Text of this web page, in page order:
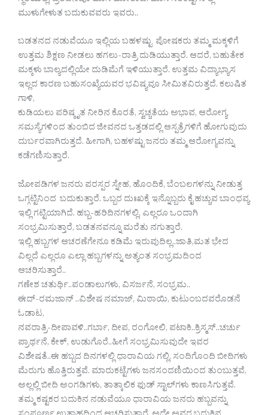
ಮುಳುಗೇಳುತ ಬದುಕುವವರು ಇವರು..
ಬಡತನದ ನಡುವೆಯೂ ಇಲ್ಲಿಯ‌ ಬಹಳಷ್ಟು ಪೋಷಕರು ತಮ್ಮ ಮಕ್ಕಳಿಗೆ
ಉತ್ತಮ ಶಿಕ್ಷಣ ನೀಡಲು ಹಗಲು-ರಾತ್ರಿ ದುಡಿಯುತ್ತಾರೆ. ಆದರೆ, ಬಹುತೇಕ
ಮಕ್ಕಳು ಬಾಲ್ಯದಲ್ಲಿಯೇ ದುಡಿಮೆಗೆ ಇಳಿಯುತ್ತಾರೆ. ಉತ್ತಮ ವಿದ್ಯಾಭ್ಯಾಸ
ಇಲ್ಲದ ಕಾರಣ ಬಹುಸಂಖ್ಯೆಯವರ ಭವಿಷ್ಯವೂ ಸೀಮಿತವಿರುತ್ತದೆ. ಕಲುಷಿತ
ಗಾಳಿ,
ಕುಡಿಯಲು ಪರಿಷ್ಕೃತ ನೀರಿನ ಕೊರತೆ, ಸ್ವಚ್ಚತೆಯ ಅಭಾವ, ಆರೋಗ್ಯ
ಸಮಸ್ಯೆಗಳಿಂದ ತುಂಬಿದ ಜೀವನದ ಒತ್ತಡದಲ್ಲಿ ಆಸ್ಪತ್ರೆಗಳಿಗೆ ಹೋಗುವುದು
ದುರ್ಬರವಾಗಿರುತ್ತದೆ. ಹೀಗಾಗಿ, ಬಹಳಷ್ಟು ಜನರು ತಮ್ಮ ಆರೋಗ್ಯವನ್ನು
ಕಡೆಗಣಿಸುತ್ತಾರೆ.
ಜೋಪಡಿಗಳ ಜನರು ಪರಸ್ಪರ ಸ್ನೇಹ, ಹೊಂದಿಕೆ, ಬೆಂಬಲಗಳನ್ನು ನೀಡುತ್ತ
ಒಗ್ಗಟ್ಟಿನಿಂದ ಬದುಕುತ್ತಾರೆ. ಒಬ್ಬರ ದುಃಖಕ್ಕೆ ಇನ್ನೊಬ್ಬರು ಕೈ ಹಚ್ಚುವ ಬಾಂಧವ್ಯ
ಇಲ್ಲಿ ಗಟ್ಟಿಯಾಗಿದೆ. ಹಬ್ಬ-ಹರಿದಿನಗಳಲ್ಲಿ, ಎಲ್ಲರೂ ಒಂದಾಗಿ
ಸಂಭ್ರಮಿಸುತ್ತಾರೆ, ಬಡತನವನ್ನೂ ಮರೆತು ನಗುತ್ತಾರೆ.
ಇಲ್ಲಿ ಹಬ್ಬಗಳ ಆಚರಣೆಗೇನೂ ಕಡಿಮೆ ಇರುವುದಿಲ್ಲ..ಜಾತಿ,ಮತ ಭೇದ
ವಿಲ್ಲದೆ ಎಲ್ಲರೂ ಎಲ್ಲಾ ಹಬ್ಬಗಳನ್ನು ಅತ್ಯಂತ ಸಂಭ್ರಮದಿಂದ
ಆಚರಿಸುತ್ತಾರೆ..
ಗಣೇಶ ಚತುರ್ಥಿ..ಪಂಡಾಲುಗಳು, ವಿಸರ್ಜನೆ, ಸಂಭ್ರಮ..
ಈದ್-ರಮಜಾನ್ ..ವಿಶೇಷ ನಮಾಜ್, ಮಿಠಾಯಿ, ಕುಟುಂಬದವರೊಡನೆ
ಓಡಾಟ,
ನವರಾತ್ರಿ-ದೀಪಾವಳಿ..ಗರ್ಬಾ, ದೀಪ, ರಂಗೋಲಿ, ಪಟಾಕಿ..ಕ್ರಿಸ್ಮಸ್..ಚರ್ಚು
ಪ್ರಾರ್ಥನೆ, ಕೇಕ್, ಉಡುಗೊರೆ..ಹೀಗೆ ಸಂಭ್ರಮಿಸುವುದೇ ಇವರ
ವಿಶೇಷತೆ..ಈ ಹಬ್ಬದ ದಿನಗಳಲ್ಲಿ ಧಾರಾವಿಯ ಗಲ್ಲಿ, ಸಂದಿಗೊಂದಿ ಬೀದಿಗಳು
ಮೆರುಗು ಹೊತ್ತಿರುತ್ತವೆ. ಮಾರುಕಟ್ಟೆಗಳು ಜನಸಂದಣಿಯಿಂದ ತುಂಬುತ್ತವೆ,
ಅಲ್ಲಲ್ಲಿ ಬೀದಿ ಅಂಗಡಿಗಳು, ತಾತ್ಕಾಲಿಕ ಫುಡ್ ಸ್ಟಾಲ್‌ಗಳು ಕಾಣಸಿಗುತ್ತವೆ.
ತಮ್ಮ ಕಷ್ಟಕರ ಬದುಕಿನ ನಡುವೆಯೂ ಧಾರಾವಿಯ ಜನರು ಹಬ್ಬವನ್ನು